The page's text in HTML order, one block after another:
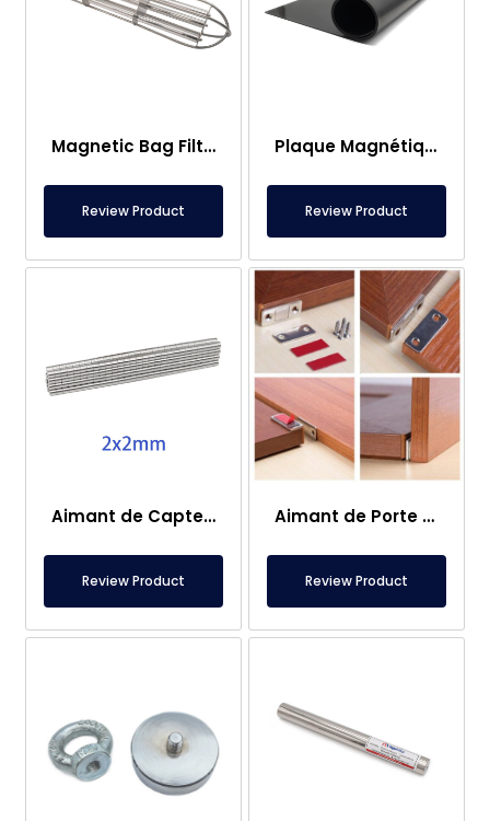
Magnetic Bag Filter Head
Review Product
Plaque Magnétique – Pour Sous Plancher – Conforme aux Normes Alimentaires
Review Product
Aimant de Capteur – 2×2 mm
Review Product
Aimant de Porte de Caravane
Review Product